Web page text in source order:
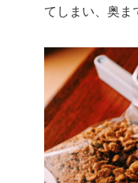
てしまい、奥ま